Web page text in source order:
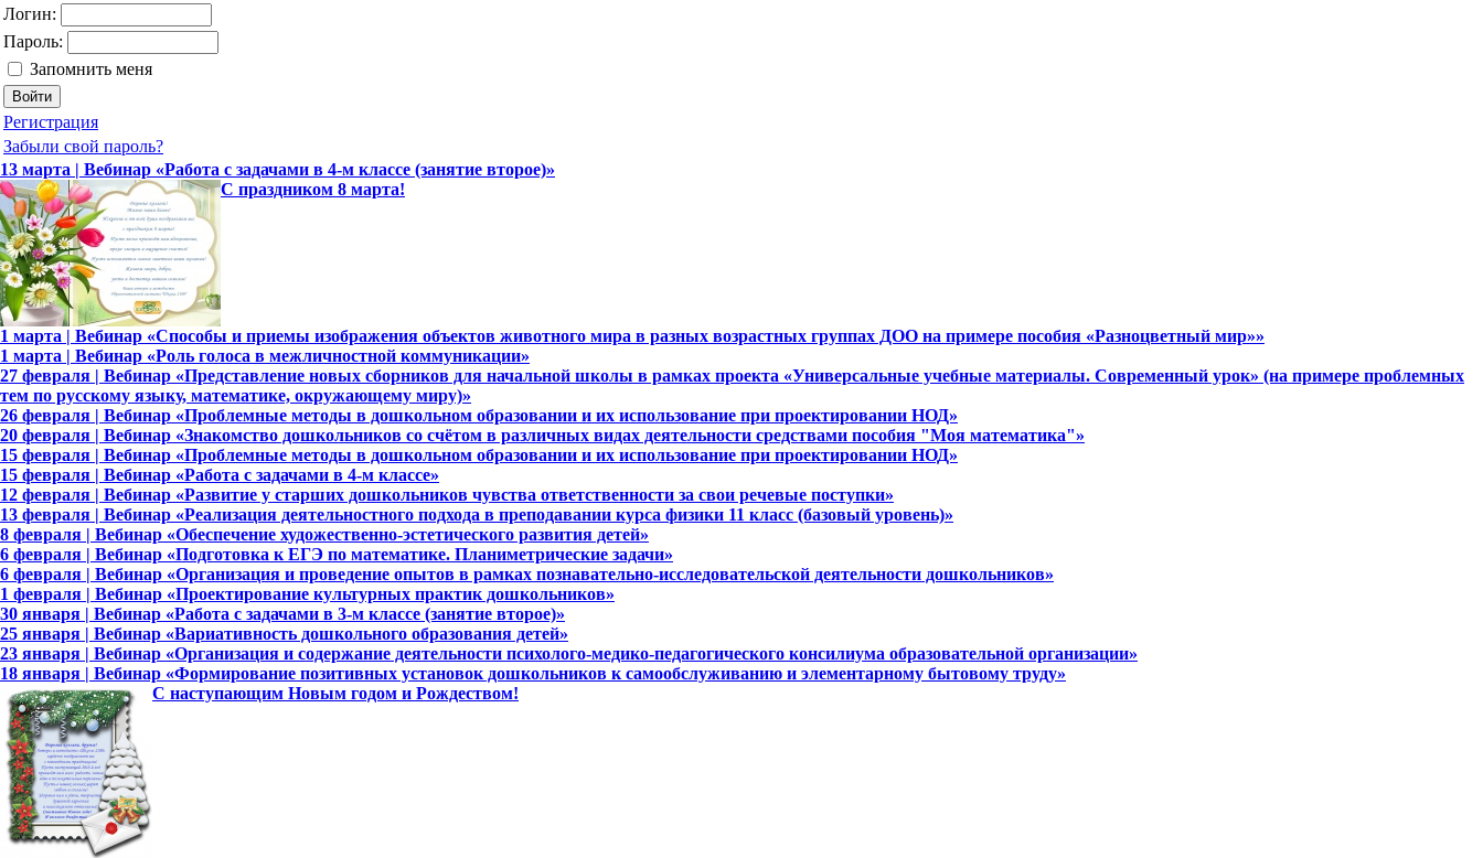
Логин:
Пароль:
Запомнить меня
Регистрация
Забыли свой пароль?
13 марта | Вебинар «Работа с задачами в 4-м классе (занятие второе)»
С праздником 8 марта!
1 марта | Вебинар «Способы и приемы изображения объектов животного мира в разных возрастных группах ДОО на примере пособия «Разноцветный мир»»
1 марта | Вебинар «Роль голоса в межличностной коммуникации»
27 февраля | Вебинар «Представление новых сборников для начальной школы в рамках проекта «Универсальные учебные материалы. Современный урок» (на примере проблемных
тем по русскому языку, математике, окружающему миру)»
26 февраля | Вебинар «Проблемные методы в дошкольном образовании и их использование при проектировании НОД»
20 февраля | Вебинар «Знакомство дошкольников со счётом в различных видах деятельности средствами пособия "Моя математика"»
15 февраля | Вебинар «Проблемные методы в дошкольном образовании и их использование при проектировании НОД»
15 февраля | Вебинар «Работа с задачами в 4-м классе»
12 февраля | Вебинар «Развитие у старших дошкольников чувства ответственности за свои речевые поступки»
13 февраля | Вебинар «Реализация деятельностного подхода в преподавании курса физики 11 класс (базовый уровень)»
8 февраля | Вебинар «Обеспечение художественно-эстетического развития детей»
6 февраля | Вебинар «Подготовка к ЕГЭ по математике. Планиметрические задачи»
6 февраля | Вебинар «Организация и проведение опытов в рамках познавательно-исследовательской деятельности дошкольников»
1 февраля | Вебинар «Проектирование культурных практик дошкольников»
30 января | Вебинар «Работа с задачами в 3-м классе (занятие второе)»
25 января | Вебинар «Вариативность дошкольного образования детей»
23 января | Вебинар «Организация и содержание деятельности психолого-медико-педагогического консилиума образовательной организации»
18 января | Вебинар «Формирование позитивных установок дошкольников к самообслуживанию и элементарному бытовому труду»
С наступающим Новым годом и Рождеством!